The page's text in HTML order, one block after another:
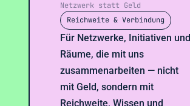
Netzwerk statt Geld
Reichweite & Verbindung
Für Netzwerke, Initiativen und
Räume, die mit uns
zusammenarbeiten — nicht
mit Geld, sondern mit
Reichweite, Wissen und